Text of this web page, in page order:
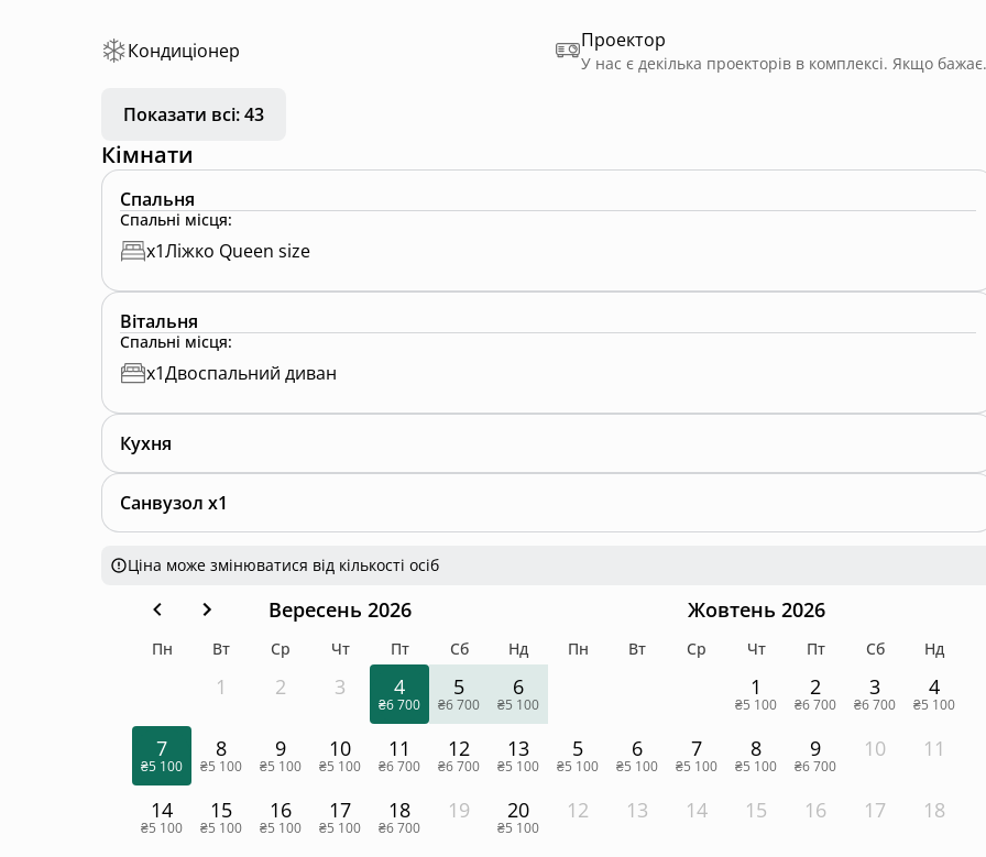
Кондиціонер Проектор
У нас є декілька
Показати всі: 43
Кімнати
Спальня
Спальні місця:
x1Ліжко Queen size
Вітальня
Спальні місця:
x1Двоспальний диван
Кухня
Санвузол x1
Ціна може змінюватися від кількості осіб
Вересень 2026
Пн Вт Ср Чт Пт Сб Нд
1 2 3 4
₴6 700
5
₴6 700
6
₴5 100
7
₴5 100
8
₴5 100
9
₴5 100
10
₴5 100
11
₴6 700
12
₴6 700
13
₴5 100
14
₴5 100
15
₴5 100
16
₴5 100
17
₴5 100
18
₴6 700
19 20
₴5 100
Жовтень 2026
Пн Вт Ср Чт Пт Сб Нд
1
₴5 100
2
₴6 700
3
₴6 700
4
₴5 100
5
₴5 100
6
₴5 100
7
₴5 100
8
₴5 100
9
₴6 700
10 11
12 13 14 15 16 17 18